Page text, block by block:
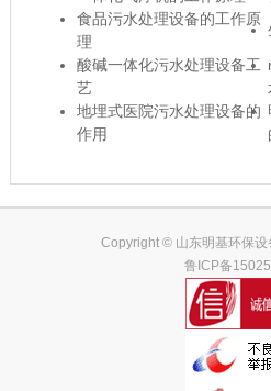
食品污水处理设备的工作原
理
酸碱一体化污水处理设备工
艺
地埋式医院污水处理设备的
作用
Copyright © 山东明基环保
鲁ICP备